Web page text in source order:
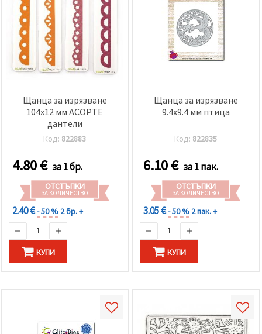
Щанца за изрязване
104x12 мм АСОРТЕ
дантели
Код: 822883
4.80€ за 1 бр.
ОТСТЪПКИ
ЗА КОЛИЧЕСТВО
2.40 €- 50 % 2 бр. +
КУПИ
Щанца за изрязване
9.4x9.4 мм птица
Код: 822835
6.10€ за 1 пак.
ОТСТЪПКИ
ЗА КОЛИЧЕСТВО
3.05 €- 50 % 2 пак. +
КУПИ